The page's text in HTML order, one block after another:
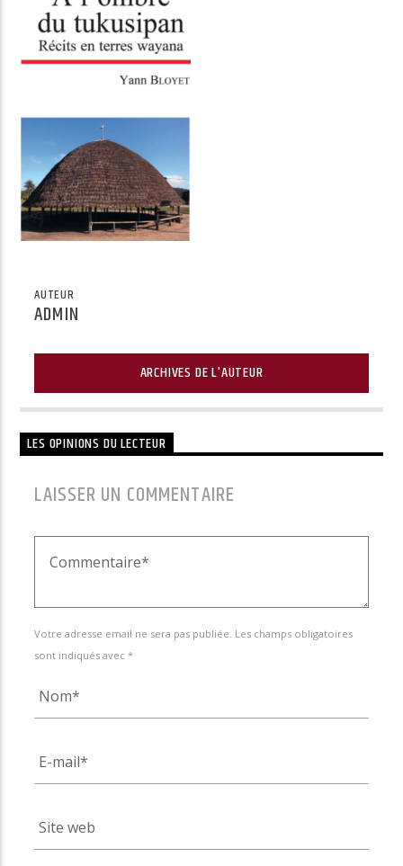
Radio Univers
AUTEUR
ADMIN
ARCHIVES DE L'AUTEUR
LES OPINIONS DU LECTEUR
LAISSER UN COMMENTAIRE
Votre adresse email ne sera pas publiée. Les champs obligatoires
sont indiqués avec *